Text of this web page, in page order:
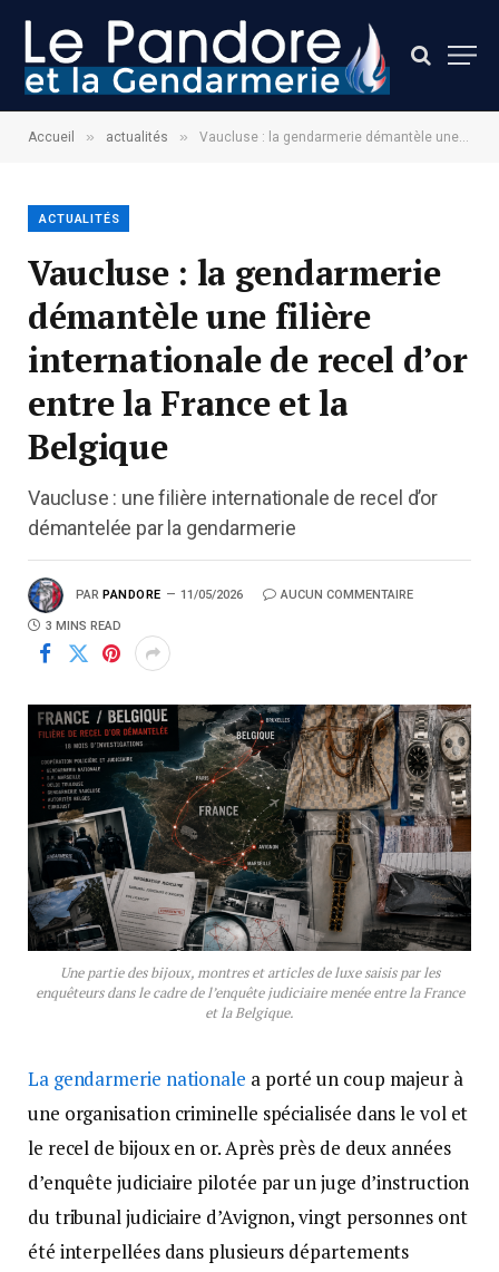
Accueil » actualités » Vaucluse : la gendarmerie démantèle une filière internationale de recel d’or entre la France et la Belgique
ACTUALITÉS
Vaucluse : la gendarmerie
démantèle une filière
internationale de recel d’or
entre la France et la
Belgique
Vaucluse : une filière internationale de recel d’or
démantelée par la gendarmerie
PAR PANDORE 11/05/2026 AUCUN COMMENTAIRE
3 MINS READ
Une partie des bijoux, montres et articles de luxe saisis par les
enquêteurs dans le cadre de l’enquête judiciaire menée entre la France
et la Belgique.
La gendarmerie nationale a porté un coup majeur à
une organisation criminelle spécialisée dans le vol et
le recel de bijoux en or. Après près de deux années
d’enquête judiciaire pilotée par un juge d’instruction
du tribunal judiciaire d’Avignon, vingt personnes ont
été interpellées dans plusieurs départements